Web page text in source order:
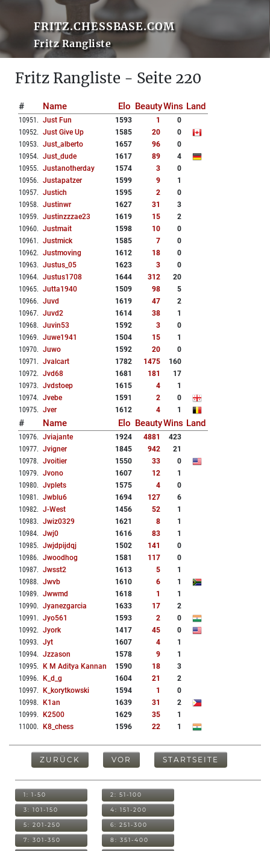
FRITZ.CHESSBASE.COM
Fritz Rangliste
Fritz Rangliste - Seite 220
# Name Elo BeautyWins Land
10951 . Just Fun 1593 1
0
10952. Just Give Up 1585 20
0
10953. Just_alberto 1657 96
0
10954. Just_dude 1617 89
4
10955. Justanotherday 1574 3
0
10956. Justapatzer 1599 9
1
10957. Justich 1595 2
0
10958. Justinwr 1627 31
3
10959. Justinzzzae23 1619 15
2
10960. Justmait 1598 10
0
10961 . Justmick 1585 7
0
10962. Justmoving 1612 18
0
10963. Justus_05 1623 3
0
10964. Justus1708 1644 312
20
10965. Jutta1940 1509 98
5
10966. Juvd 1619 47
2
10967. Juvd2 1614 38
1
10968. Juvin53 1592 3
0
10969. Juwe1941 1504 15
1
10970. Juwo 1592 20
0
10971 . Jvalcart 1782 1475
160
10972. Jvd68 1681 181
17
10973. Jvdstoep 1615 4
1
10974. Jvebe 1591 2
0
10975. Jver 1612 4 1
# Name Elo BeautyWins Land
10976. Jviajante 1924 4881
423
10977. Jvigner 1845 942
21
10978. Jvoitier 1550 33
0
10979. Jvono 1607 12
1
10980. Jvplets 1575 4
0
10981 . Jwblu6 1694 127
6
10982. J-West 1456 52
1
10983. Jwiz0329 1621 8
1
10984. Jwj0 1616 83
1
10985. Jwjdpijdqj 1502 141
0
10986. Jwoodhog 1581 117
0
10987. Jwsst2 1613 5
1
10988. Jwvb 1610 6
1
10989. Jwwmd 1618 1
1
10990. Jyanezgarcia 1633 17
2
10991 . Jyo561 1593 2
0
10992. Jyork 1417 45
0
10993. Jyt 1607 4
1
10994. Jzzason 1578 9
1
10995. K M Aditya Kannan 1590 18
3
10996. K_d_g 1604 21
2
10997. K_korytkowski 1594 1
0
10998. K1an 1639 31
2
10999. K2500 1629 35
1
11000. K8_chess 1596 22 1
ZURÜCK VOR STARTSEITE
1: 1-50 2: 51-100
3: 101-150 4: 151-200
5: 201-250 6: 251-300
7: 301-350 8: 351-400